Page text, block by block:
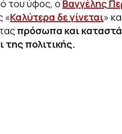
του ύφος, ο Βαγγέλης
«Καλύτερα δε γίνεται»
πρόσωπα και
της πολιτικής.